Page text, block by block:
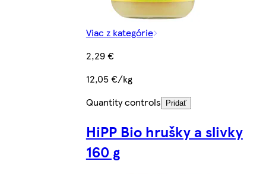
Viac z kategórie
2,29 €
12,05 €/kg
Quantity controls
Pridať
HiPP Bio hrušky a slivky
160 g